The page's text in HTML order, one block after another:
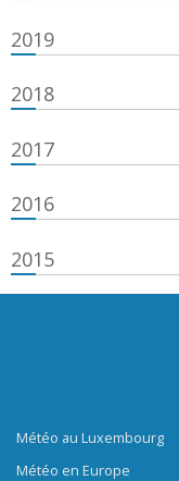
2019
2018
2017
2016
2015
Météo au Luxembourg
Météo en Europe